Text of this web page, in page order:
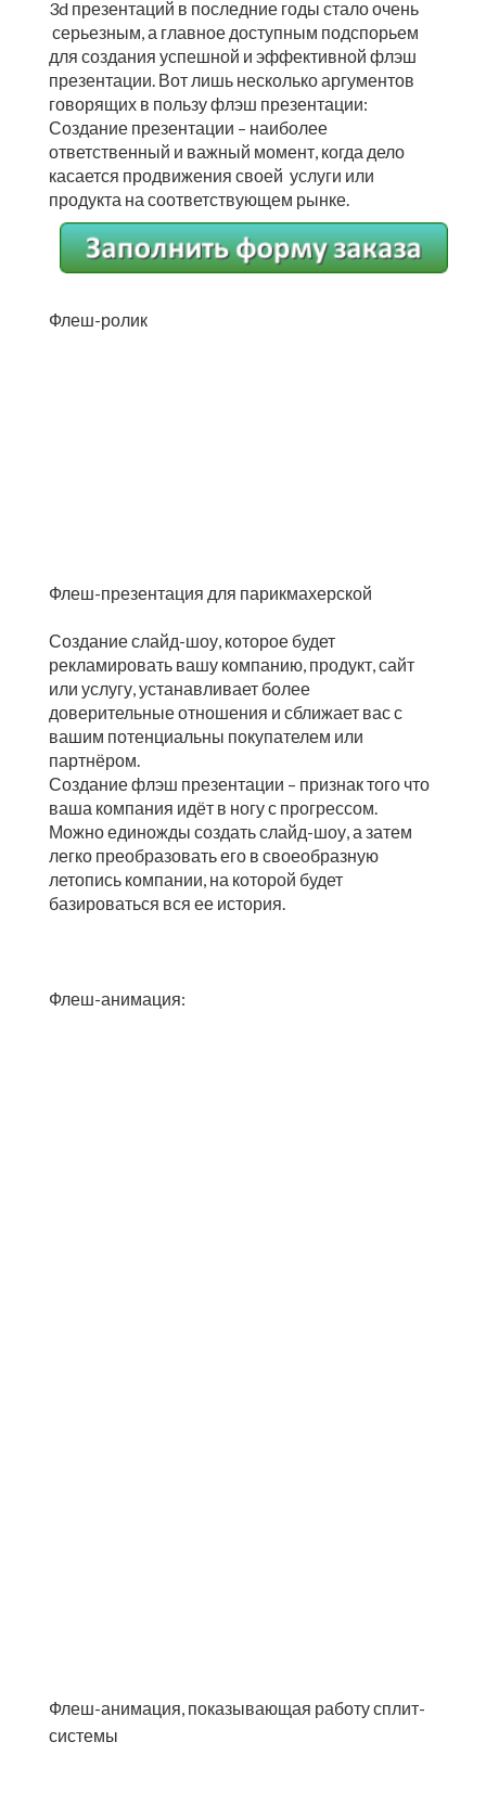
3d презентаций в последние годы стало очень
серьезным, а главное доступным подспорьем
для создания успешной и эффективной флэш
презентации. Вот лишь несколько аргументов
говорящих в пользу флэш презентации:
Создание презентации – наиболее
ответственный и важный момент, когда дело
касается продвижения своей услуги или
продукта на соответствующем рынке.
Флеш-ролик
Флеш-презентация для парикмахерской
Создание слайд-шоу, которое будет
рекламировать вашу компанию, продукт, сайт
или услугу, устанавливает более
доверительные отношения и сближает вас с
вашим потенциальны покупателем или
партнёром.
Создание флэш презентации – признак того что
ваша компания идёт в ногу с прогрессом.
Можно единожды создать слайд-шоу, а затем
легко преобразовать его в своеобразную
летопись компании, на которой будет
базироваться вся ее история.
Флеш-анимация:
Флеш-анимация, показывающая работу сплит-
системы